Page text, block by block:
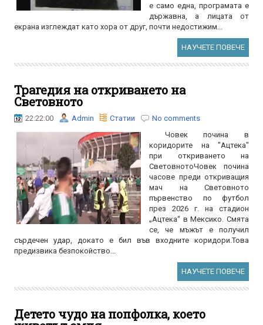
е само една, програмата е
държавна, а лицата от
екрана изглеждат като хора от друг, почти недостижим...
НАУЧЕТЕ ПОВЕЧЕ
Трагедия на откриването на
Световното
22:22:00 Admin Статии
No comments
Човек почина в
коридорите на "Ацтека"
при откриването на
СветовнотоЧовек почина
часове преди откриващия
мач на Световното
първенство по футбол
през 2026 г. на стадион
„Ацтека“ в Мексико. Смята
се, че мъжът е получил
сърдечен удар, докато е бил във входните коридори.Това
предизвика безпокойство...
НАУЧЕТЕ ПОВЕЧЕ
Детето чудо на попфолка, което